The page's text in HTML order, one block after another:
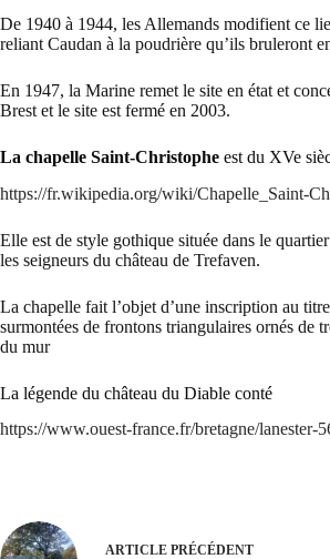
De 1940 à 1944, les Allemands modifient ce
reliant Caudan à la poudrière qu’ils bruleront
En 1947, la Marine remet le site en état et
Brest et le site est fermé en 2003.
La chapelle Saint-Christophe est du XVe
https://fr.wikipedia.org/wiki/Chapelle_Saint-
Elle est de style gothique située dans le
les seigneurs du château de Trefaven.
La chapelle fait l’objet d’une inscription au
surmontées de frontons triangulaires ornés de
du mur
La légende du château du Diable conté
https://www.ouest-france.fr/bretagne/lanester-
ARTICLE PRÉCÉDENT